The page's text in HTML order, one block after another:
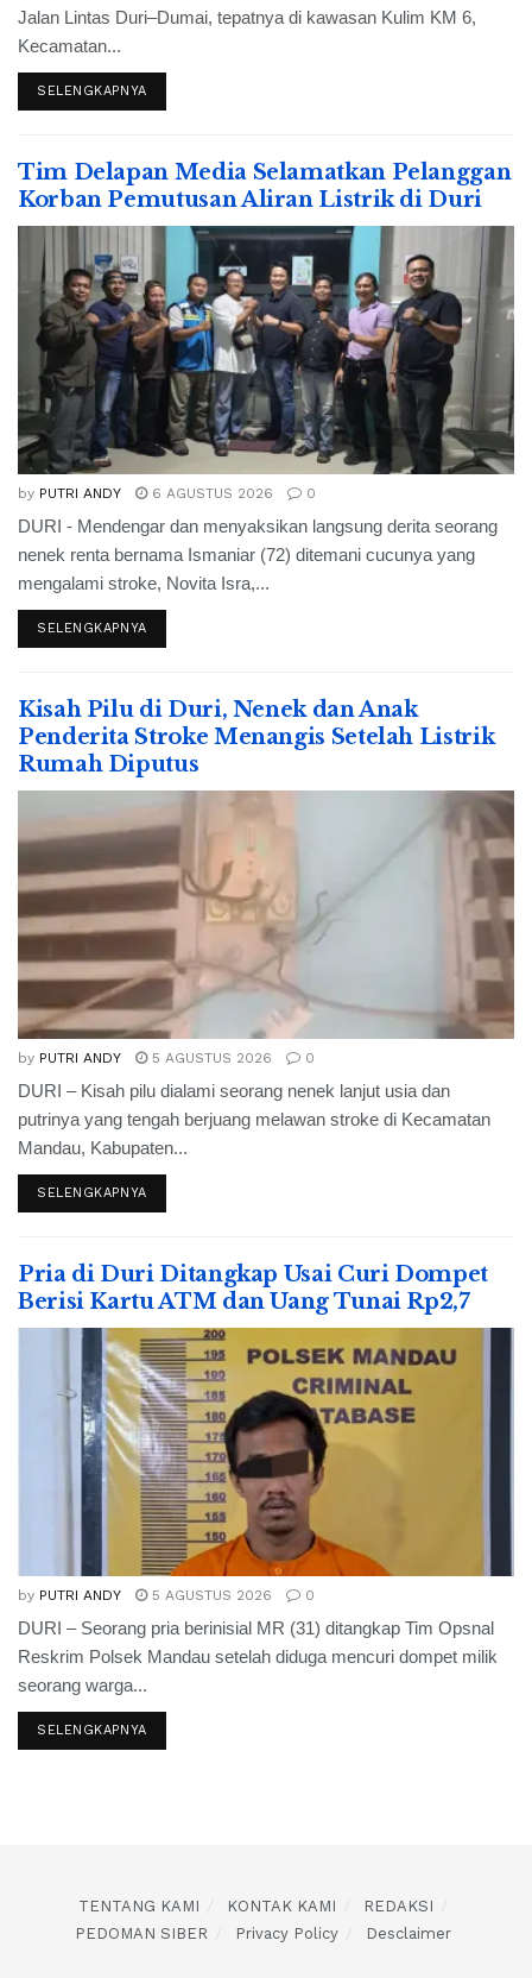
Jalan Lintas Duri–Dumai, tepatnya di kawasan Kulim KM 6,
Kecamatan...
SELENGKAPNYA
Tim Delapan Media Selamatkan Pelanggan
Korban Pemutusan Aliran Listrik di Duri
by PUTRI ANDY 6 AGUSTUS 2026 0
DURI - Mendengar dan menyaksikan langsung derita seorang
nenek renta bernama Ismaniar (72) ditemani cucunya yang
mengalami stroke, Novita Isra,...
SELENGKAPNYA
Kisah Pilu di Duri, Nenek dan Anak
Penderita Stroke Menangis Setelah Listrik
Rumah Diputus
by PUTRI ANDY 5 AGUSTUS 2026 0
DURI – Kisah pilu dialami seorang nenek lanjut usia dan
putrinya yang tengah berjuang melawan stroke di Kecamatan
Mandau, Kabupaten...
SELENGKAPNYA
Pria di Duri Ditangkap Usai Curi Dompet
Berisi Kartu ATM dan Uang Tunai Rp2,7
by PUTRI ANDY 5 AGUSTUS 2026 0
DURI – Seorang pria berinisial MR (31) ditangkap Tim Opsnal
Reskrim Polsek Mandau setelah diduga mencuri dompet milik
seorang warga...
SELENGKAPNYA
TENTANG KAMI KONTAK KAMI
REDAKSI
PEDOMAN SIBER
Privacy Policy Desclaimer